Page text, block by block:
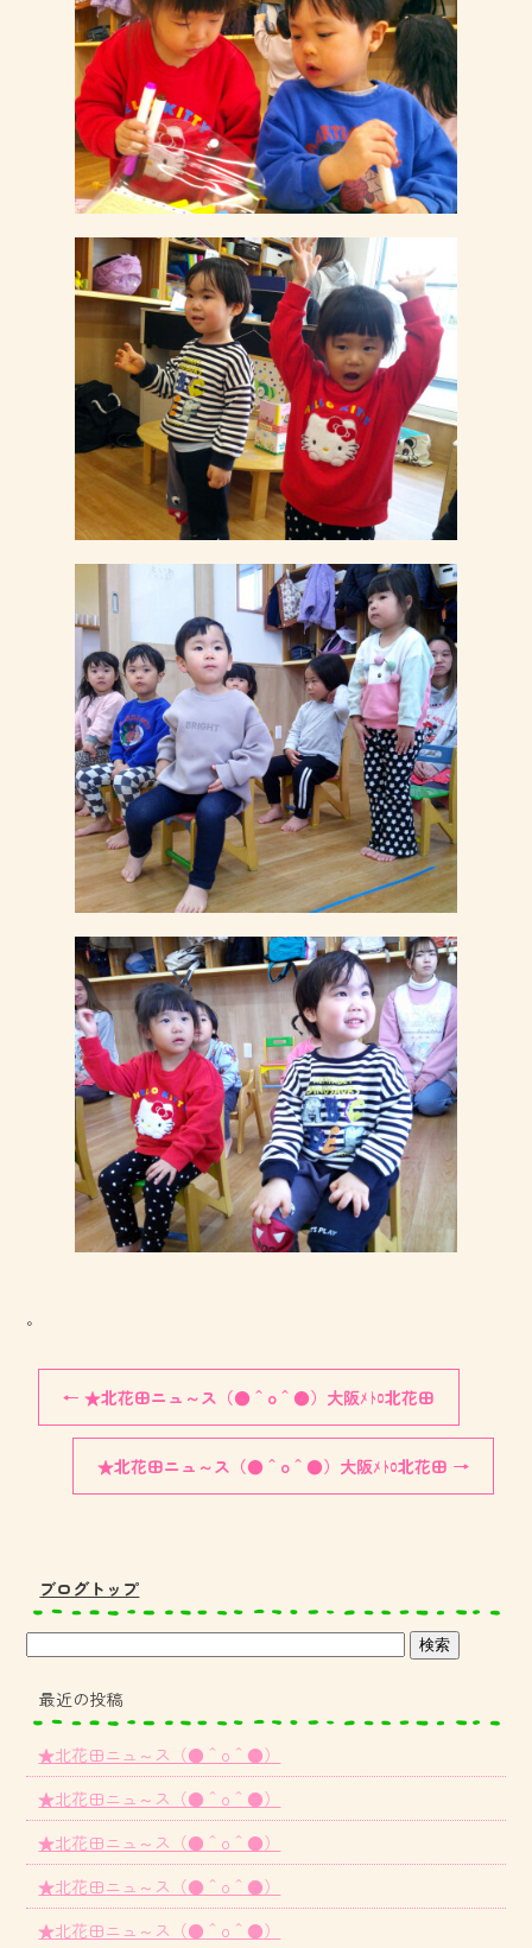
。
← ★北花田ニュ～ス（●＾o＾●）大阪ﾒﾄﾛ北花田
★北花田ニュ～ス（●＾o＾●）大阪ﾒﾄﾛ北花田 →
ブログトップ
最近の投稿
★北花田ニュ～ス（●＾o＾●）
★北花田ニュ～ス（●＾o＾●）
★北花田ニュ～ス（●＾o＾●）
★北花田ニュ～ス（●＾o＾●）
★北花田ニュ～ス（●＾o＾●）